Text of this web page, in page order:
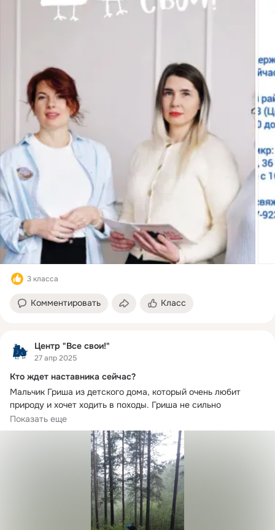
3 класса
Комментировать Класс
Центр "Все свои!"
27 апр 2025
Кто ждет наставника сейчас?
Мальчик Гриша из детского дома, который очень любит
природу и хочет ходить в походы. Гриша не сильно
разговорчив, он любит побыть один вдали от шума и суеты.
Ему не важно какого пола будет друг, он просто хочет что
бы он был и всё таки сомневается, что друг придет, потому
что Грише уже 17 лет.
Если вы любите природу, так как ее любит Гриша, если вы
любите помолчать о многом, то вас ждет ваш младший друг!
Приходите в наставники, станьте значимым взрослым в
жизни ребенка из детского дома!
Заполняйте анкету на сайте vsesvoi24.ru
Показать еще